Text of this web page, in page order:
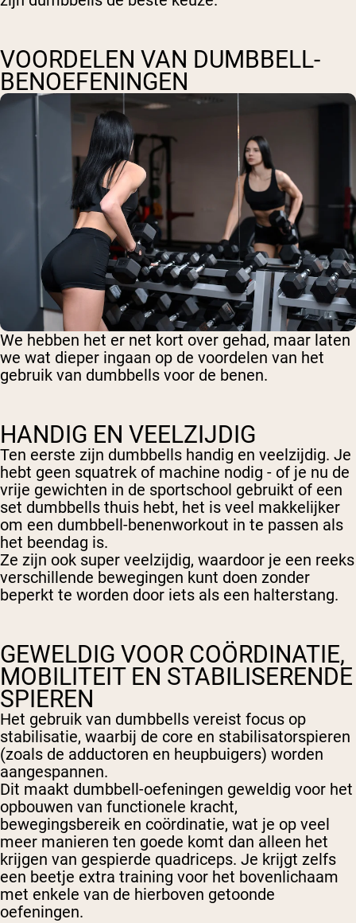
VOORDELEN VAN DUMBBELL-
BENOEFENINGEN
We hebben het er net kort over gehad, maar laten
we wat dieper ingaan op de voordelen van het
gebruik van dumbbells voor de benen.
HANDIG EN VEELZIJDIG
Ten eerste zijn dumbbells handig en veelzijdig. Je
hebt geen squatrek of machine nodig - of je nu de
vrije gewichten in de sportschool gebruikt of een
set dumbbells thuis hebt, het is veel makkelijker
om een dumbbell-benenworkout in te passen als
het beendag is.
Ze zijn ook super veelzijdig, waardoor je een reeks
verschillende bewegingen kunt doen zonder
beperkt te worden door iets als een halterstang.
GEWELDIG VOOR COÖRDINATIE,
MOBILITEIT EN STABILISERENDE
SPIEREN
Het gebruik van dumbbells vereist focus op
stabilisatie, waarbij de core en stabilisatorspieren
(zoals de adductoren en heupbuigers) worden
aangespannen.
Dit maakt dumbbell-oefeningen geweldig voor het
opbouwen van functionele kracht,
bewegingsbereik en coördinatie, wat je op veel
meer manieren ten goede komt dan alleen het
krijgen van gespierde quadriceps. Je krijgt zelfs
een beetje extra training voor het bovenlichaam
met enkele van de hierboven getoonde
oefeningen.